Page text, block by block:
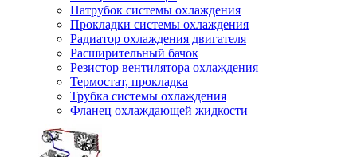
Патрубок системы охлаждения
Прокладки системы охлаждения
Радиатор охлаждения двигателя
Расширительный бачок
Резистор вентилятора охлаждения
Термостат, прокладка
Трубка системы охлаждения
Фланец охлаждающей жидкости